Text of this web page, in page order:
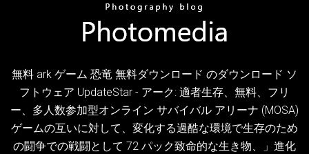
無料 ark ゲーム 恐竜 無料ダウンロード のダウンロード ソ
フトウェア UpdateStar - アーク: 適者生存、無料、フリ
ー、多人数参加型オンライン サバイバル アリーナ (MOSA)
ゲームの互いに対して、変化する過酷な環境で生存のため
の闘争での戦闘として 72 パック致命的な生き物、」進化